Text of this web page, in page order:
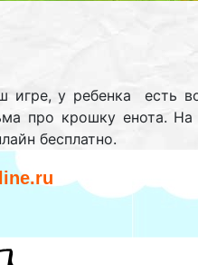
игре, у ребенка есть
про крошку енота.
бесплатно.